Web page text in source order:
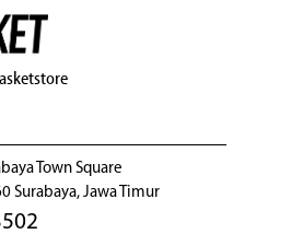
Town Square
Surabaya, Jawa Timur